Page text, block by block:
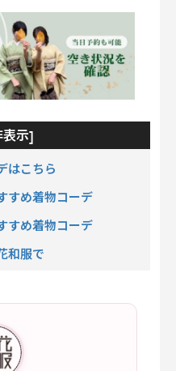
示]
はこちら
すめ着物コーデ
すめ着物コーデ
和服で